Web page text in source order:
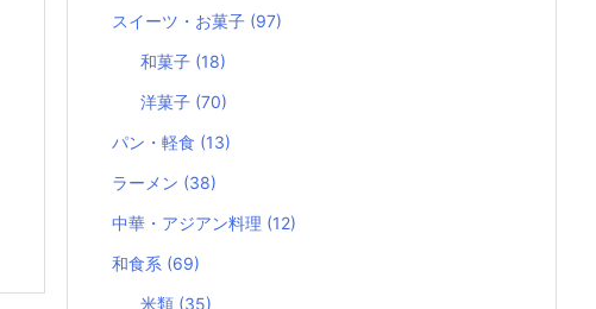
スイーツ・お菓子 (97)
和菓子 (18)
洋菓子 (70)
パン・軽食 (13)
ラーメン (38)
中華・アジアン料理 (12)
和食系 (69)
米類 (35)